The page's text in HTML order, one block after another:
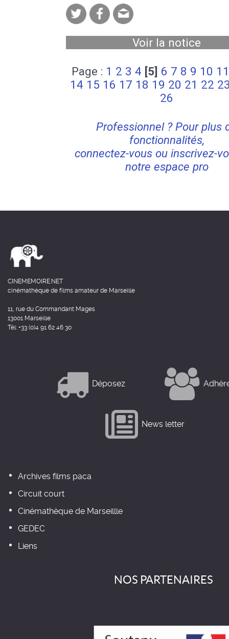
Voir la notice
Page : 1 2 3 4 [5] 6 7 8 9 10 11
14 15 16 17 18 19 20 21 22
26
Professionnel ? Pour plus
fonctionnalités,
connectez-vous ou inscrivez-
notre espace pro
CINEMEMOIRE.NET
cinémathèque de films amateur de Marseille
11, rue du Commandant Mages
13001 Marseille
Tél: +33 (0)4 91 62 46 30
Déposez
News letter
Archives films paca
Circuit court
Cinémathèque de Marseillle
GEDEC
Liens
NOS PARTENAIRES